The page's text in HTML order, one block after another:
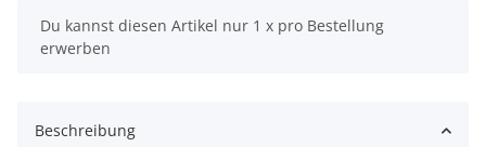
x
Du kannst diesen Artikel nur 1 x pro Bestellung
erwerben
Beschreibung